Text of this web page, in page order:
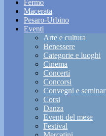
Fermo
Macerata
Pesaro-Urbino
Eventi
Arte e cultura
Benessere
Categorie e luoghi
Cinema
Concerti
Concorsi
Convegni e
Corsi
Danza
Eventi del mese
Festival